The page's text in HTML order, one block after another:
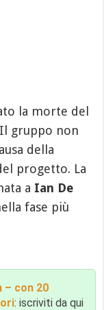
la morte del
gruppo non
della
progetto. La
a Ian De
fase più
– con 20
: iscriviti da qui